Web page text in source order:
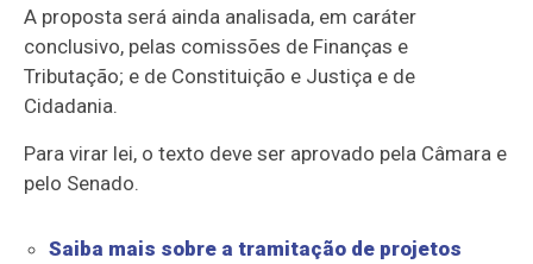
A proposta será ainda analisada, em caráter
conclusivo, pelas comissões de Finanças e
Tributação; e de Constituição e Justiça e de
Cidadania.
Para virar lei, o texto deve ser aprovado pela Câmara e
pelo Senado.
Saiba mais sobre a tramitação de projetos